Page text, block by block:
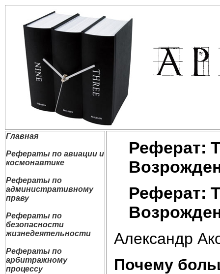
Главная
Рефераты по авиации и
космонавтике
Рефераты по
административному
праву
Рефераты по
безопасности
жизнедеятельности
Рефераты по
арбитражному
процессу
Реферат:
Реферат:
Александр
Почему